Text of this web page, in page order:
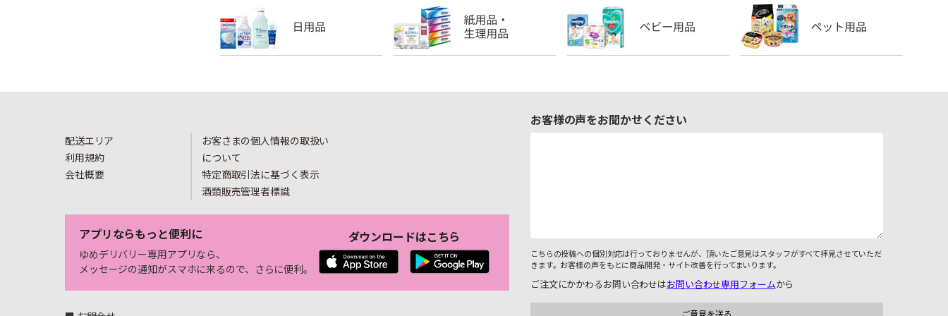
配送エリア
利用規約
会社概要
お客さまの個人情報の取扱い
について
特定商取引法に基づく表示
酒類販売管理者標識
アプリならもっと便利に
ゆめデリバリー専用アプリなら、
メッセージの通知がスマホに来るので、さらに便利。
ダウンロードはこちら
お客様の声をお聞かせください
こちらの投稿への個別対応は行っておりませんが、頂いたご意見はスタッフがすべて拝見させていただ
きます。お客様の声をもとに商品開発・サイト改善を行ってまいります。
ご注文にかかわるお問い合わせはお問い合わせ専用フォームから